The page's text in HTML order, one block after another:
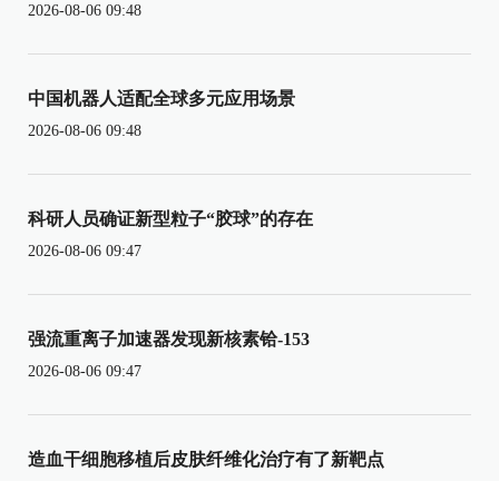
2026-08-06 09:48
中国机器人适配全球多元应用场景
2026-08-06 09:48
科研人员确证新型粒子“胶球”的存在
2026-08-06 09:47
强流重离子加速器发现新核素铪-153
2026-08-06 09:47
造血干细胞移植后皮肤纤维化治疗有了新靶点